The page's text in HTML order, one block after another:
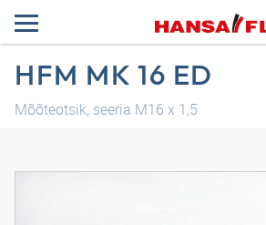
HFM MK 16 ED
Mõõteotsik, seeria M16 x 1,5